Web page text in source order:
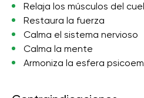
Relaja los músculos del
Restaura la fuerza
Calma el sistema nervioso
Calma la mente
Armoniza la esfera